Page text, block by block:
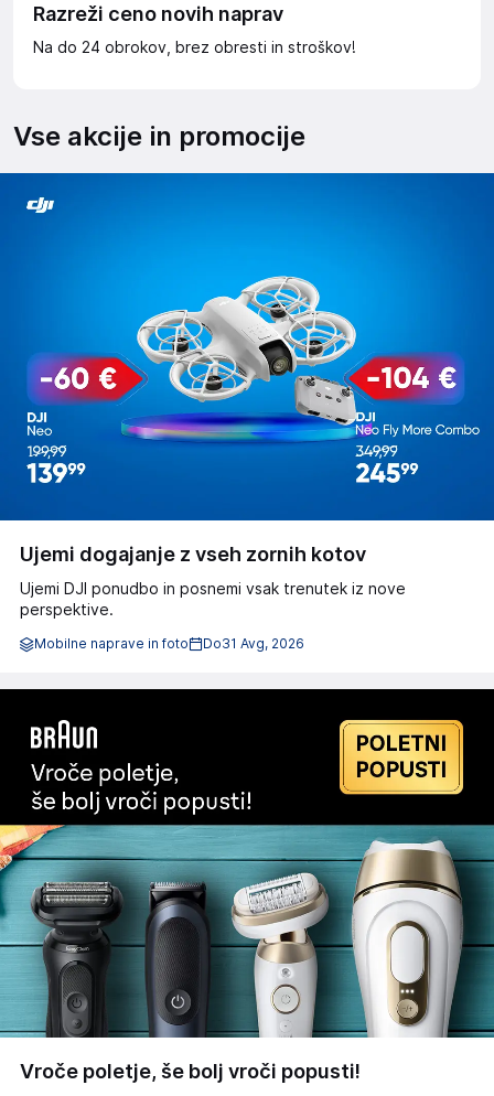
Razreži ceno novih naprav
Na do 24 obrokov, brez obresti in stroškov!
Vse akcije in promocije
Ujemi dogajanje z vseh zornih kotov
Ujemi DJI ponudbo in posnemi vsak trenutek iz nove
perspektive.
Mobilne naprave in foto Do31 Avg, 2026
Vroče poletje, še bolj vroči popusti!